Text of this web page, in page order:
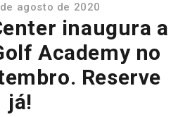
agosto de 2020
inaugura a
Academy no
Reserve
já!